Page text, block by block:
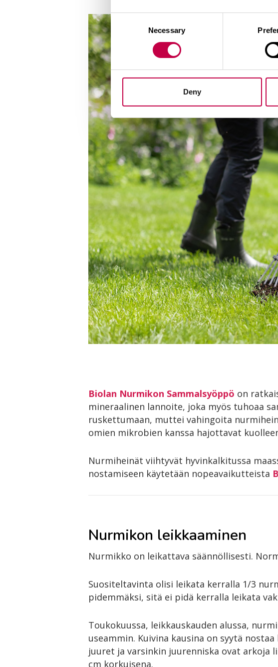
Consent
Necessary
Deny
Biolan Nurmikon Sammalsyöppö on
mineraalinen lannoite, joka myös tuhoaa
ruskettumaan, muttei vahingoita
omien mikrobien kanssa hajottavat
Nurmiheinät viihtyvät hyvinkalkitussa
nostamiseen käytetään nopeavaikutteista
Nurmikon leikkaaminen
Nurmikko on leikattava säännöllisesti.
Suositeltavinta olisi leikata kerralla 1/3
pidemmäksi, sitä ei pidä kerralla leikata
Toukokuussa, leikkauskauden alussa,
useammin. Kuivina kausina on syytä
juuret ja varsinkin juurenniska ovat arkoja
cm korkuisena.